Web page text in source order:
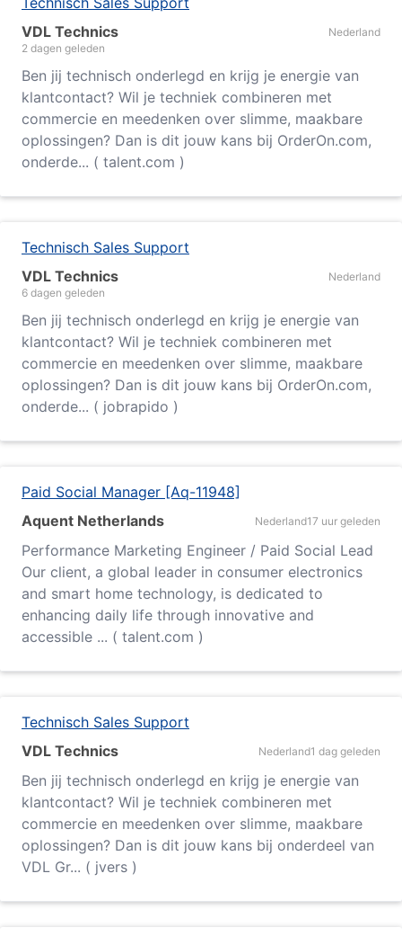
VDL Technics
Nederland
2 dagen geleden
Ben jij technisch onderlegd en krijg je energie van
klantcontact? Wil je techniek combineren met
commercie en meedenken over slimme, maakbare
oplossingen? Dan is dit jouw kans bij OrderOn.com,
onderde... ( talent.com )
Technisch Sales Support
VDL Technics
Nederland
6 dagen geleden
Ben jij technisch onderlegd en krijg je energie van
klantcontact? Wil je techniek combineren met
commercie en meedenken over slimme, maakbare
oplossingen? Dan is dit jouw kans bij OrderOn.com,
onderde... ( jobrapido )
Paid Social Manager [Aq-11948]
Aquent Netherlands
Nederland17 uur geleden
Performance Marketing Engineer / Paid Social Lead
Our client, a global leader in consumer electronics
and smart home technology, is dedicated to
enhancing daily life through innovative and
accessible ... ( talent.com )
Technisch Sales Support
VDL Technics
Nederland1 dag geleden
Ben jij technisch onderlegd en krijg je energie van
klantcontact? Wil je techniek combineren met
commercie en meedenken over slimme, maakbare
oplossingen? Dan is dit jouw kans bij onderdeel van
VDL Gr... ( jvers )